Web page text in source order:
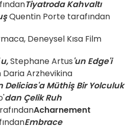
Tiyatroda Kahvaltı
Quentin Porte tarafından
Deneysel Kısa Film
u,Stephane Artus'un Edge'i
Arzhevikina
Delicias'a Müthiş Bir Yolculuk
dan Çelik Ruh
Acharnement
Embrace